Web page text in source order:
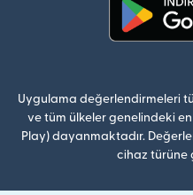
Uygulama değerlendirmeleri
ve tüm ülkeler genelindeki
Play) dayanmaktadır.
cihaz türüne